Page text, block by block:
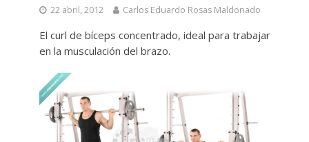
22 abril, 2012 Carlos Eduardo Rosas Maldonado
El curl de bíceps concentrado, ideal para trabajar
en la musculación del brazo.